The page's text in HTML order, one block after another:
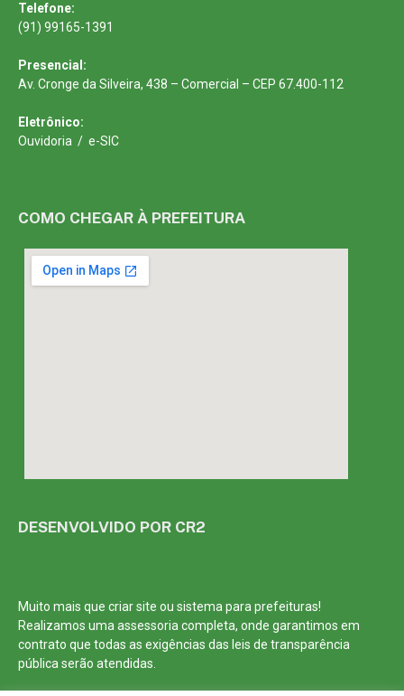
Telefone:
(91) 99165-1391
Presencial:
Av. Cronge da Silveira, 438 – Comercial – CEP 67.400-112
Eletrônico:
Ouvidoria / e-SIC
COMO CHEGAR À PREFEITURA
DESENVOLVIDO POR CR2
Muito mais que criar site ou sistema para prefeituras!
Realizamos umaassessoriacompleta, onde garantimos em
contrato que todas as exigências das leis de transparência
públicaserão atendidas.